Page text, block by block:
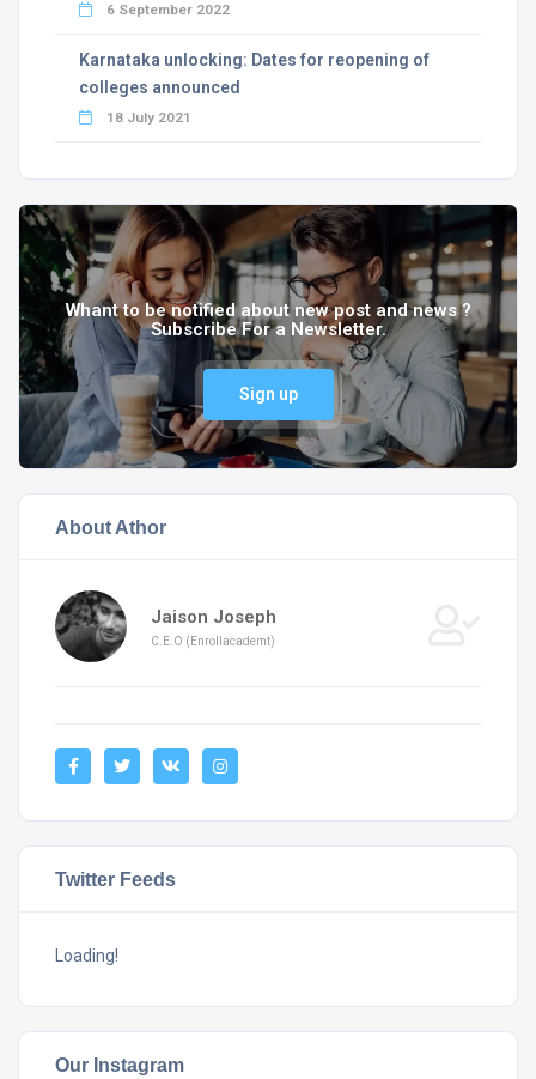
6 September 2022
Karnataka unlocking: Dates for reopening of
colleges announced
18 July 2021
Whant to be notified about new post and news ?
Subscribe For a Newsletter.
Sign up
About Athor
Jaison Joseph
C.E.O (Enrollacademt)
Twitter Feeds
Loading!
Our Instagram